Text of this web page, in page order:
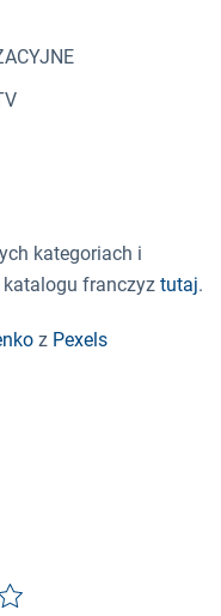
kategoriach i
franczyz tutaj.
z Pexels